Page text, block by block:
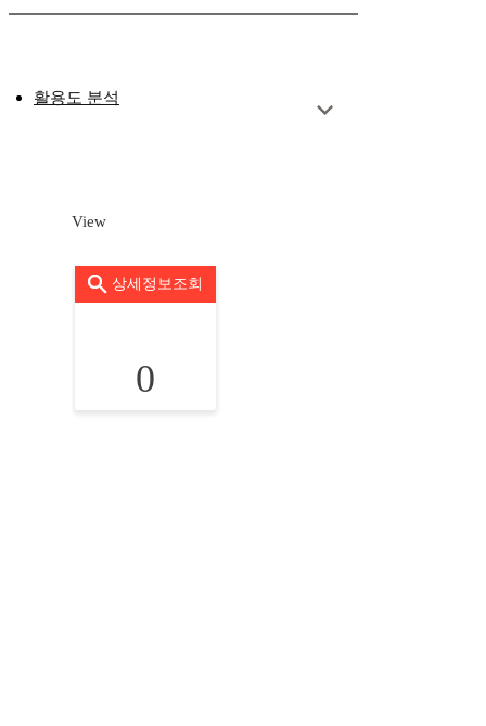
활용도 분석
View
상세정보조회
0